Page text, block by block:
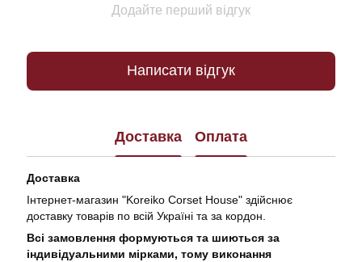
Додайте перший відгук
Написати відгук
Доставка Оплата
Доставка
Інтернет-магазин "Koreiko Corset House" здійснює
доставку товарів по всій Україні та за кордон.
Всі замовлення формуються та шиються за
індивідуальними мірками, тому виконання